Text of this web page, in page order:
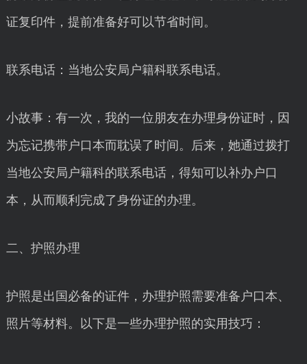
证复印件，提前准备好可以节省时间。
联系电话：当地公安局户籍科联系电话。
小故事：有一次，我的一位朋友在办理身份证时，因
为忘记携带户口本而耽误了时间。后来，她通过拨打
当地公安局户籍科的联系电话，得知可以补办户口
本，从而顺利完成了身份证的办理。
二、护照办理
护照是出国必备的证件，办理护照需要准备户口本、
照片等材料。以下是一些办理护照的实用技巧：